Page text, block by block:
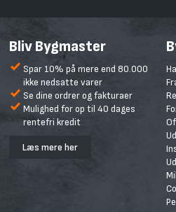
Bliv Bygmaster
Spar 10% på mere end 80.000
ikke nedsatte varer
Se dine ordrer og fakturaer
Mulighed for op til 40 dages
rentefri kredit
Læs mere her